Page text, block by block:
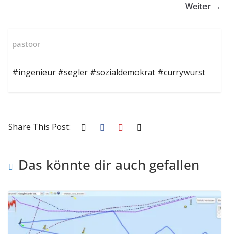
Weiter →
pastoor
#ingenieur #segler #sozialdemokrat #currywurst
Share This Post:
Das könnte dir auch gefallen